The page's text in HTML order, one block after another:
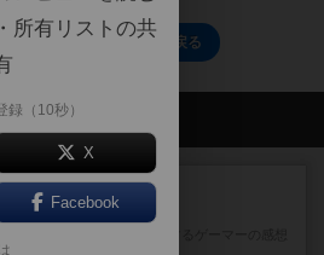
メンマッチョのトップに戻る
の新しい投稿
ルトエクスプレス
。ボードゲーム会にて...
所有リストの共
録（10秒）
X
Facebook